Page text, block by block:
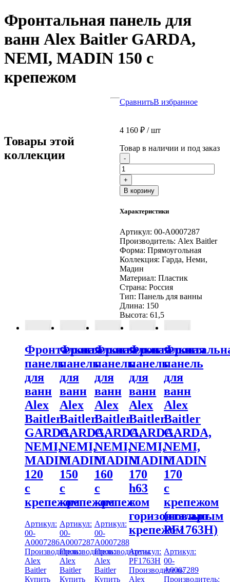
Фронтальная панель для
ванн Alex Baitler GARDA,
NEMI, MADIN 150 с
крепежом
СравнитьВ избранное
4 160 ₽/ шт
Товар в наличии и под заказ
- Количество
товара
Фронтальная
панель
для
Alex
GARDA,
NEMI,
MADIN
150
с
крепежом
+
В корзину
Характеристики
Артикул: 00-A0007287
Производитель: Alex Baitler
Форма: Прямоугольная
Коллекция: Гарда, Неми,
Мадин
Материал: Пластик
Страна: Россия
Тип: Панель для ванны
Длина: 150
Высота: 61,5
Товары этой
коллекции
Фронтальная
панель
для
ванн
Alex
Baitler
GARDA,
NEMI,
MADIN
120
с
крепежом
Артикул:
00-
A0007286
Производитель:
Alex
Baitler
Купить
Фронтальная
панель
для
ванн
Alex
Baitler
GARDA,
NEMI,
MADIN
150
с
крепежом
Артикул:
00-
A0007287
Производитель:
Alex
Baitler
Купить
Фронтальная
панель
для
ванн
Alex
Baitler
GARDA,
NEMI,
MADIN
160
с
крепежом
Артикул:
00-
A0007288
Производитель:
Alex
Baitler
Купить
Фронтальная
панель
для
ванн
Alex
Baitler
GARDA,
NEMI,
MADIN
170
h63
с
горизонтальным
крепежом
Артикул:
PF1763H
Производитель:
Alex
панель
для
ванн
Alex
Baitler
GARDA,
NEMI,
MADIN
170
с
крепежом
(нов.арт
PF1763H)
Артикул:
00-
A0007289
Производитель: